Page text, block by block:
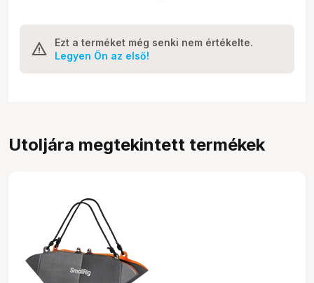
Ezt a terméket még senki nem értékelte.
Legyen Ön az első!
Utoljára megtekintett termékek